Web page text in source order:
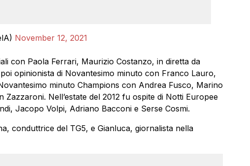
November 12, 2021
con Paola Ferrari, Maurizio Costanzo, in diretta da
opinionista di Novantesimo minuto con Franco Lauro,
minuto Champions con Andrea Fusco, Marino
Nell’estate del 2012 fu ospite di Notti Europee
Jacopo Volpi, Adriano Bacconi e Serse Cosmi.
conduttrice del TG5, e Gianluca, giornalista nella